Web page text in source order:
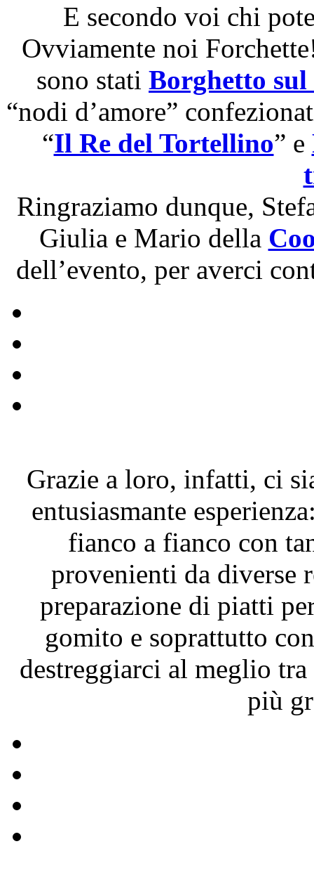
E secondo voi chi
Ovviamente noi
sono stati Borghetto
“nodi d’amore”
“Il Re del Tortellino” e
Ringraziamo dunque,
Giulia e Mario della
dell’evento, per averci
Grazie a loro, infatti, ci
entusiasmante
fianco a fianco con
provenienti da diverse
preparazione di piatti
gomito e soprattutto
destreggiarci al meglio
più